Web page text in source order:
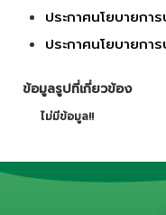
ประกาศนโยบายก
ประกาศนโยบายก
ข้อมูลรูปที่เกี่ยวข้อง
ไม่มีข้อมูล!!